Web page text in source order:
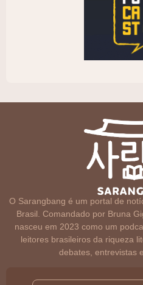
O Sarangbang é um portal de
Brasil. Comandado por Bruna
nasceu em 2023 como um
leitores brasileiros da riqueza
debates, entrevistas